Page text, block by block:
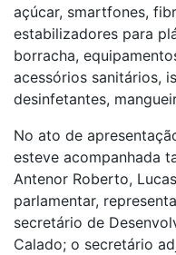
açúcar, smartfones,
estabilizadores para
borracha,
acessórios sanitários,
desinfetantes,
No ato de
esteve acompanhada
Antenor Roberto,
parlamentar,
secretário de
Calado; o secretário